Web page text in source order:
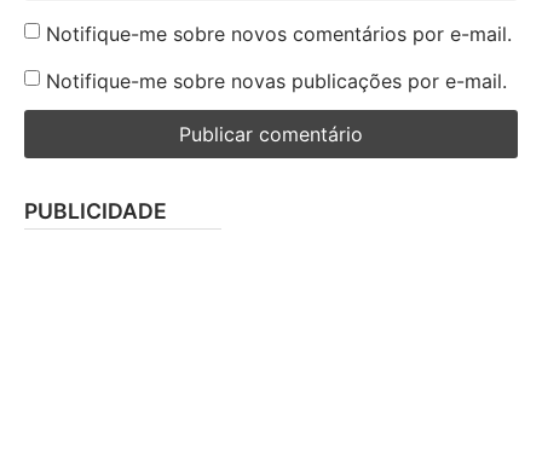
Notifique-me sobre novos comentários por e-mail.
Notifique-me sobre novas publicações por e-mail.
PUBLICIDADE